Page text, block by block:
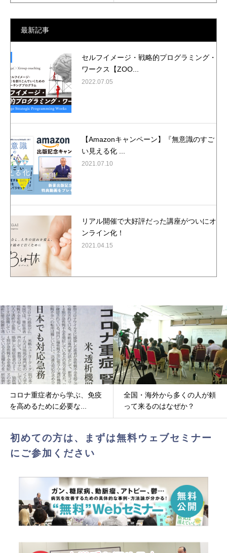
最新記事
セルフイメージ・戦略的プログラミング・
ワークス【ZOO...
2022.07.05
【Amazonキャンペーン】『無意識のすご
い見える化 ...
2021.07.10
リアル開催で大好評だった講座がついにオ
ンライン化！
2021.04.15
全国・海外から多くの人が頼
って来るのはなぜか？
新聞「日刊ゲンダイ」に登
場！！
初めての方は、まずは無料ウェブセミナー
にご参加ください